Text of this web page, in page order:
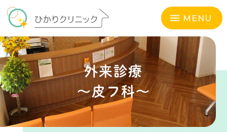
MENU
外来診療
～皮フ科～